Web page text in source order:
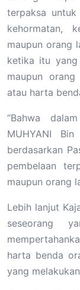
terpaksa
kehormatan,
maupun orang
ketika itu yang
maupun
atau harta
“Bahwa
MUHYANI
berdasarkan
pembelaan
maupun orang
Lebih lanjut
seseorang
harta benda
yang